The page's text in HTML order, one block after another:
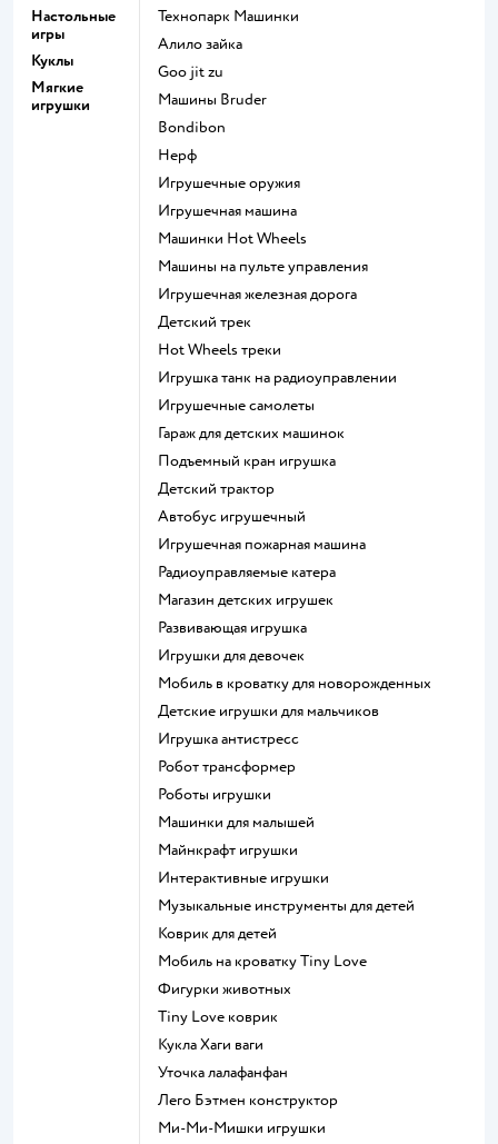
Настольные
игры
Куклы
Мягкие
игрушки
Технопарк Машинки
Алило зайка
Goo jit zu
Машины Bruder
Bondibon
Нерф
Игрушечные оружия
Игрушечная машина
Машинки Hot Wheels
Машины на пульте управления
Игрушечная железная дорога
Детский трек
Hot Wheels треки
Игрушка танк на радиоуправлении
Игрушечные самолеты
Гараж для детских машинок
Подъемный кран игрушка
Детский трактор
Автобус игрушечный
Игрушечная пожарная машина
Радиоуправляемые катера
Магазин детских игрушек
Развивающая игрушка
Игрушки для девочек
Мобиль в кроватку для новорожденных
Детские игрушки для мальчиков
Игрушка антистресс
Робот трансформер
Роботы игрушки
Машинки для малышей
Майнкрафт игрушки
Интерактивные игрушки
Музыкальные инструменты для детей
Коврик для детей
Мобиль на кроватку Tiny Love
Фигурки животных
Tiny Love коврик
Кукла Хаги ваги
Уточка лалафанфан
Лего Бэтмен конструктор
Ми-Ми-Мишки игрушки